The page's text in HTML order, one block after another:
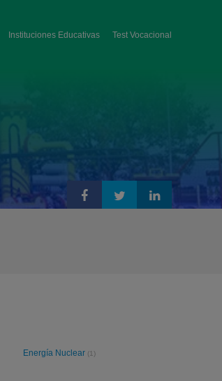
Instituciones Educativas Test Vocacional
Energía Nuclear (1)